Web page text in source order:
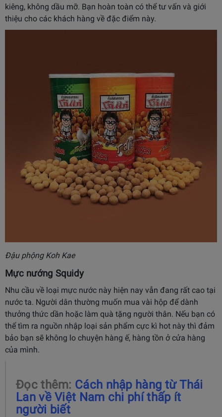
kiêng, không dầu mỡ. Bạn hoàn toàn có thể tư vấn và giới
thiệu cho các khách hàng về đặc điểm này.
Đậu phộng Koh Kae
Mực nướng Squidy
Nhu cầu về loại mực nước này hiện nay vẫn đang rất cao tại
nước ta. Người dân thường muốn mua vài hộp để dành
thưởng thức dần hoặc làm quà tặng người thân. Nếu bạn có
thể tìm ra nguồn nhập loại sản phẩm cực kì hot này thì đảm
bảo bạn sẽ không lo chuyện hàng ế, hàng tồn ở cửa hàng
của mình.
Đọc thêm: Cách nhập hàng từ Thái
Lan về Việt Nam chi phí thấp ít
người biết